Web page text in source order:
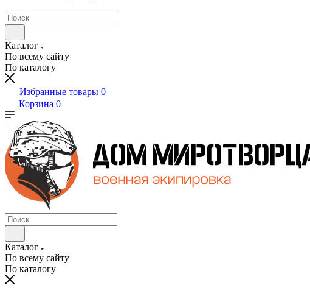
Каталог
По всему сайту
По каталогу
Избранные товары 0
Корзина 0
Каталог
По всему сайту
По каталогу